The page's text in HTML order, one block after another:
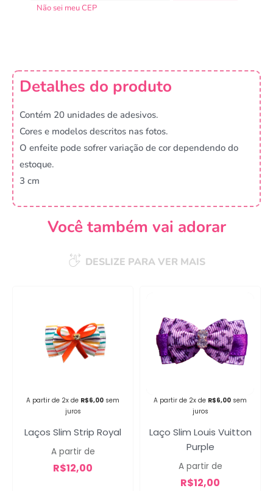
Não sei meu CEP
Detalhes do produto
Contém 20 unidades de adesivos.
Cores e modelos descritos nas fotos.
O enfeite pode sofrer variação de cor dependendo do
estoque.
3 cm
Você também vai adorar
DESLIZE PARA VER MAIS
A partir de 2x de R$6,00 sem
juros
Laços Slim Strip Royal
A partir de
R$12,00
A partir de 2x de R$6,00 sem
juros
Laço Slim Louis Vuitton
Purple
A partir de
R$12,00
Campanha lançada com
sucesso!